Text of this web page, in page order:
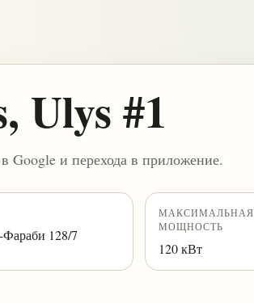
Ulys #1
Google и перехода в приложение.
128/7
МАКСИМАЛЬНАЯ
МОЩНОСТЬ
120 кВт